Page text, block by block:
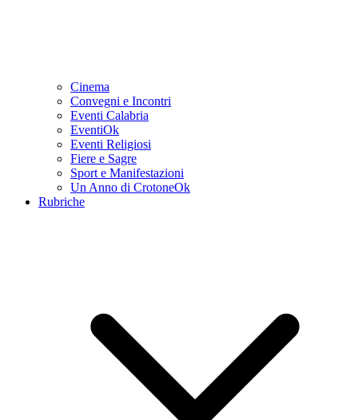
Cinema
Convegni e Incontri
Eventi Calabria
EventiOk
Eventi Religiosi
Fiere e Sagre
Sport e Manifestazioni
Un Anno di CrotoneOk
Rubriche